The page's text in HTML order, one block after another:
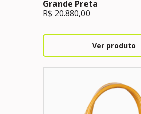
Grande Preta
R$ 20.880,00
Ver produto